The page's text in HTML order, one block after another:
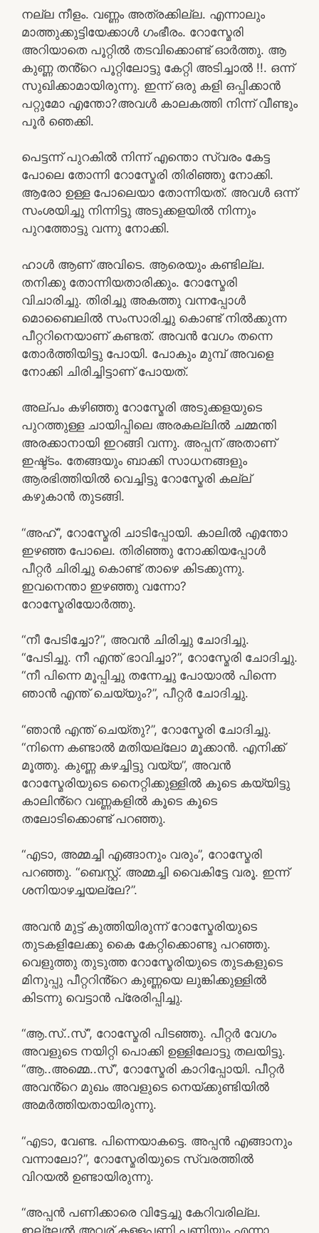
നല്ല നീളം. വണ്ണം അത്രക്കില്ല. എന്നാലും
മാത്തുക്കുട്ടിയേക്കാൾ ഗംഭീരം. റോസ്മേരി
അറിയാതെ പൂറ്റിൽ തടവിക്കൊണ്ട് ഓർത്തു. ആ
കുണ്ണ തൻ്റെ പൂറ്റിലോട്ടു കേറ്റി അടിച്ചാൽ !!. ഒന്ന്
സുഖിക്കാമായിരുന്നു. ഇന്ന് ഒരു കളി ഒപ്പിക്കാൻ
പറ്റുമോ എന്തോ?അവൾ കാലകത്തി നിന്ന് വീണ്ടും
പൂർ ഞെക്കി.
പെട്ടന്ന് പുറകിൽ നിന്ന് എന്തൊ സ്വരം കേട്ട
പോലെ തോന്നി റോസ്മേരി തിരിഞ്ഞു നോക്കി.
ആരോ ഉള്ള പോലെയാ തോന്നിയത്. അവൾ ഒന്ന്
സംശയിച്ചു നിന്നിട്ടു അടുക്കളയിൽ നിന്നും
പുറത്തോട്ടു വന്നു നോക്കി.
ഹാൾ ആണ് അവിടെ. ആരെയും കണ്ടില്ല.
തനിക്കു തോന്നിയതാരിക്കും. റോസ്മേരി
വിചാരിച്ചു. തിരിച്ചു അകത്തു വന്നപ്പോൾ
മൊബൈലിൽ സംസാരിച്ചു കൊണ്ട് നിൽക്കുന്ന
പീറ്ററിനെയാണ് കണ്ടത്. അവൻ വേഗം തന്നെ
തോർത്തിയിട്ടു പോയി. പോകും മുമ്പ് അവളെ
നോക്കി ചിരിച്ചിട്ടാണ് പോയത്.
അല്പം കഴിഞ്ഞു റോസ്മേരി അടുക്കളയുടെ
പുറത്തുള്ള ചായിപ്പിലെ അരകല്ലിൽ ചമ്മന്തി
അരക്കാനായി ഇറങ്ങി വന്നു. അപ്പന് അതാണ്
ഇഷ്ട്ടം. തേങ്ങയും ബാക്കി സാധനങ്ങളും
ആരഭിത്തിയിൽ വെച്ചിട്ടു റോസ്മേരി കല്ല്
കഴുകാൻ തുടങ്ങി.
“അഹ്”, റോസ്മേരി ചാടിപ്പോയി. കാലിൽ എന്തോ
ഇഴഞ്ഞ പോലെ. തിരിഞ്ഞു നോക്കിയപ്പോൾ
പീറ്റർ ചിരിച്ചു കൊണ്ട് താഴെ കിടക്കുന്നു.
ഇവനെന്താ ഇഴഞ്ഞു വന്നോ?
റോസ്മേരിയോർത്തു.
“നീ പേടിച്ചോ?”, അവൻ ചിരിച്ചു ചോദിച്ചു.
“പേടിച്ചു. നീ എന്ത് ഭാവിച്ചാ?”, റോസ്മേരി ചോദിച്ചു.
“നീ പിന്നെ മൂപ്പിച്ചു തന്നേച്ചു പോയാൽ പിന്നെ
ഞാൻ എന്ത് ചെയ്യും?”, പീറ്റർ ചോദിച്ചു.
“ഞാൻ എന്ത് ചെയ്തു?”, റോസ്മേരി ചോദിച്ചു.
“നിന്നെ കണ്ടാൽ മതിയല്ലോ മൂക്കാൻ. എനിക്ക്
മൂത്തു. കുണ്ണ കഴച്ചിട്ടു വയ്യ”, അവൻ
റോസ്മേരിയുടെ നൈറ്റിക്കുള്ളിൽ കൂടെ കയ്യിട്ടു
കാലിൻ്റെ വണ്ണകളിൽ കൂടെ കൂടെ
തലോടിക്കൊണ്ട് പറഞ്ഞു.
“എടാ, അമ്മച്ചി എങ്ങാനും വരും”, റോസ്മേരി
പറഞ്ഞു. “ബെസ്റ്റ്. അമ്മച്ചി വൈകിട്ടേ വരൂ. ഇന്ന്
ശനിയാഴച്ചയല്ലേ?”.
അവൻ മുട്ട് കുത്തിയിരുന്ന് റോസ്മേരിയുടെ
തുടകളിലേക്കു കൈ കേറ്റിക്കൊണ്ടു പറഞ്ഞു.
വെളുത്തു തുടുത്ത റോസ്മേരിയുടെ തുടകളുടെ
മിനുപ്പു പീറ്ററിൻ്റെ കുണ്ണയെ ലുങ്കിക്കുള്ളിൽ
കിടന്നു വെട്ടാൻ പ്രേരിപ്പിച്ചു.
“ആ.സ്..സ്”, റോസ്മേരി പിടഞ്ഞു. പീറ്റർ വേഗം
അവളുടെ നയിറ്റി പൊക്കി ഉള്ളിലോട്ടു തലയിട്ടു.
“ആ..അമ്മെ..സ്”, റോസ്മേരി കാറിപ്പോയി. പീറ്റർ
അവൻ്റെ മുഖം അവളുടെ നെയ്ക്കുണ്ടിയിൽ
അമർത്തിയതായിരുന്നു.
“എടാ, വേണ്ട. പിന്നെയാകട്ടെ. അപ്പൻ എങ്ങാനും
വന്നാലോ?”, റോസ്മേരിയുടെ സ്വരത്തിൽ
വിറയൽ ഉണ്ടായിരുന്നു.
“അപ്പൻ പണിക്കാരെ വിട്ടേച്ചു കേറിവരില്ല.
ഇല്ലേൽ അവര് കള്ളപ്പണി പണിയും എന്നാ